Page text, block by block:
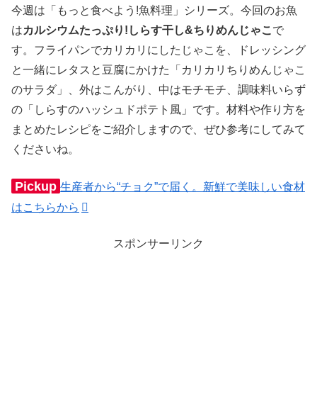
今週は「もっと食べよう!魚料理」シリーズ。今回のお魚
はカルシウムたっぷり!しらす干し&ちりめんじゃこ で
す。フライパンでカリカリにしたじゃこを、ドレッシング
と一緒にレタスと豆腐にかけた「カリカリちりめんじゃこ
のサラダ」、外はこんがり、中はモチモチ、調味料いらず
の「しらすのハッシュドポテト風」です。材料や作り方を
まとめたレシピをご紹介しますので、ぜひ参考にしてみて
くださいね。
Pickup 生産者から“チョク”で届く。新鮮で美味しい食材
はこちらから
スポンサーリンク